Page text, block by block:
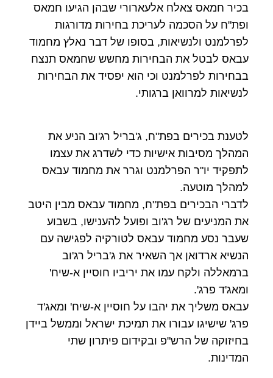
בכיר חמאס צאלח אלעארורי שבהן הגיעו חמאס
ופת"ח על הסכמה לעריכת בחירות מדורגות
לפרלמנט ולנשיאות, בסופו של דבר נאלץ מחמוד
עבאס לבטל את הבחירות מחשש שחמאס תנצח
בבחירות לפרלמנט וכי הוא יפסיד את הבחירות
לנשיאות למרוואן ברגותי.
לטענת בכירים בפת"ח, ג'בריל רג'וב הניע את
המהלך מסיבות אישיות כדי לשדרג את עצמו
לתפקיד יו"ר הפרלמנט וגרר את מחמוד עבאס
למהלך מוטעה.
לדברי הבכירים בפת"ח, מחמוד עבאס מבין היטב
את המניעים של רג'וב ופועל להענישו, בשבוע
שעבר נסע מחמוד עבאס לטורקיה לפגישה עם
הנשיא ארדואן אך השאיר את ג'בריל רג'וב
ברמאללה ולקח עמו את יריביו חוסיין א-שיח'
ומאג'ד פרג'.
עבאס משליך את יהבו על חוסיין א-שיח' ומאג'ד
פרג' שישיגו עבורו את תמיכת ישראל וממשל ביידן
בחיזוקה של הרש"פ ובקידום פיתרון שתי
המדינות.